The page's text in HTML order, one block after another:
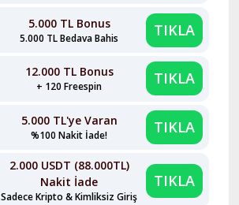
5.000 TL Bonus
5.000 TL Bedava Bahis TIKLA
12.000 TL Bonus
+ 120 Freespin TIKLA
5.000 TL'ye Varan
%100 Nakit İade! TIKLA
2.000 USDT (88.000TL)
Nakit İade
Sadece Kripto & Kimliksiz Giriş
TIKLA